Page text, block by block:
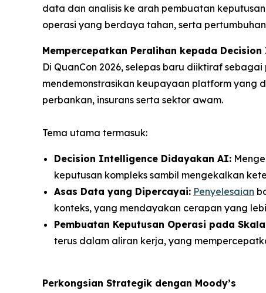
data dan analisis ke arah pembuatan
operasi yang berdaya tahan, serta
Mempercepatkan Peralihan kepada
Di QuanCon 2026, selepas baru diiktiraf
mendemonstrasikan keupayaan platform yang
perbankan, insurans serta sektor awam.
Tema utama termasuk:
Decision Intelligence Didayakan AI:
keputusan kompleks sambil mengekalkan
Asas Data yang Dipercayai: Penyelesaian
konteks, yang mendayakan cerapan yang
Pembuatan Keputusan Operasi pada
terus dalam aliran kerja, yang
Perkongsian Strategik dengan Moody’s